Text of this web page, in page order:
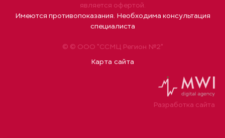
© © ООО "ССМЦ Регион №2"
Карта сайта
является офертой.
Имеются противопоказания. Необходима консультация
специалиста
Разработка сайта